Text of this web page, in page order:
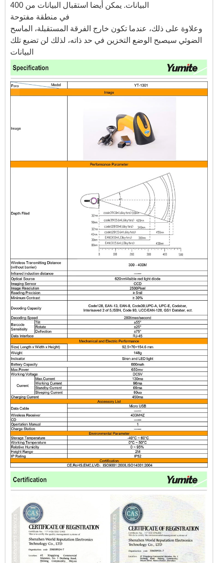
استقبال البيانات من 400M بعيدا
وعلاوة على ذلك، عندما تكون خارج الفرقة المستقبلة، الماسح
الضوئي سيصبح الوضع التخزين في حد ذاته، لذلك لن تضيع تلك